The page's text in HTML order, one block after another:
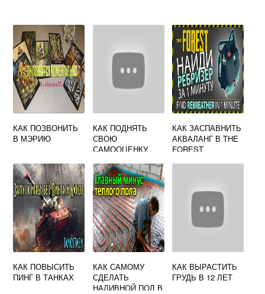
КАК ПОЗВОНИТЬ
В МЭРИЮ
КАК ПОДНЯТЬ
СВОЮ
САМООЦЕНКУ
КАК ЗАСПАВНИТЬ
АКВАЛАНГ В THE
FOREST
КАК ПОВЫСИТЬ
ПИНГ В ТАНКАХ
КАК САМОМУ
СДЕЛАТЬ
НАЛИВНОЙ ПОЛ В
КАК ВЫРАСТИТЬ
ГРУДЬ В 12 ЛЕТ